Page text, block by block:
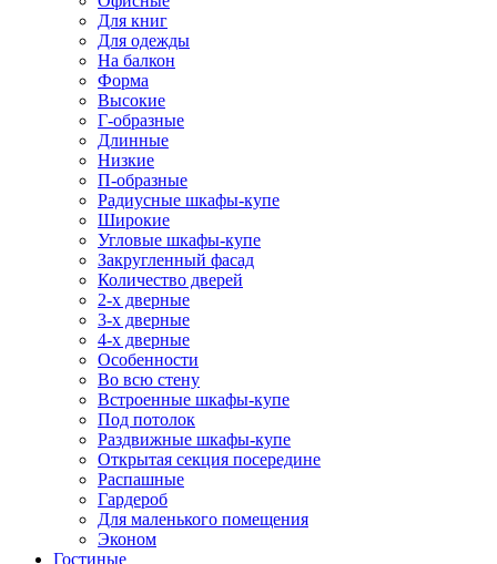
Для книг
Для одежды
На балкон
Форма
Высокие
Г-образные
Длинные
Низкие
П-образные
Радиусные шкафы-купе
Широкие
Угловые шкафы-купе
Закругленный фасад
Количество дверей
2-х дверные
3-х дверные
4-х дверные
Особенности
Во всю стену
Встроенные шкафы-купе
Под потолок
Раздвижные шкафы-купе
Открытая секция посередине
Распашные
Гардероб
Для маленького помещения
Эконом
Гостиные